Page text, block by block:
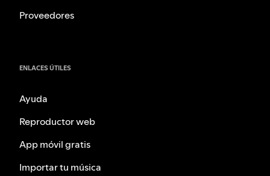
Proveedores
ENLACES ÚTILES
Ayuda
Reproductor web
App móvil gratis
Importar tu música